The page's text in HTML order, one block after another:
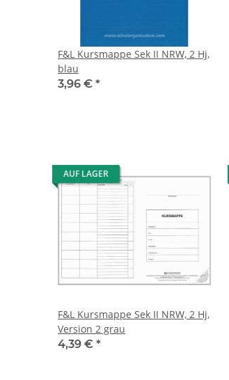
F&L Kursmappe Sek II NRW, 2 Hj,
blau
3,96 € *
AUF LAGER
F&L Kursmappe Sek II NRW, 2 Hj,
Version 2 grau
4,39 € *